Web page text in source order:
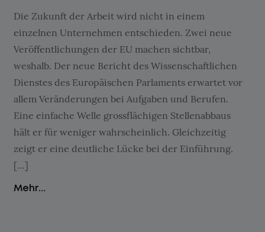
Die Zukunft der Arbeit wird nicht in einem
einzelnen Unternehmen entschieden. Zwei neue
Veröffentlichungen der EU machen sichtbar,
weshalb. Der neue Bericht des Wissenschaftlichen
Dienstes des Europäischen Parlaments erwartet vor
allem Veränderungen bei Aufgaben und Berufen.
Eine einfache Welle grossflächigen Stellenabbaus
hält er für weniger wahrscheinlich. Gleichzeitig
zeigt er eine deutliche Lücke bei der Einführung.
[…]
Mehr...